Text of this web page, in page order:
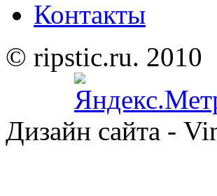
Контакты
© ripstic.ru. 2010
Дизайн сайта -